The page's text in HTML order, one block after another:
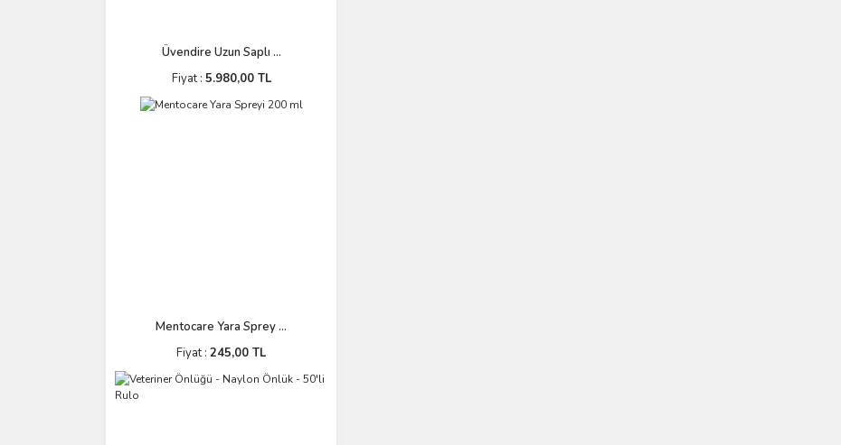
Üvendire Uzun Saplı ...
Fiyat : 5.980,00 TL
Mentocare Yara Sprey ...
Fiyat : 245,00 TL